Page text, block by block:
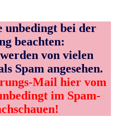
bei der
beachten:
von vielen
Spam angesehen.
Mail hier vom
im Spam-